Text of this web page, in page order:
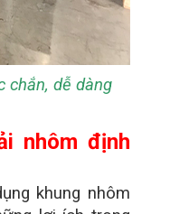
chắn, dễ dàng
nhôm định
khung nhôm